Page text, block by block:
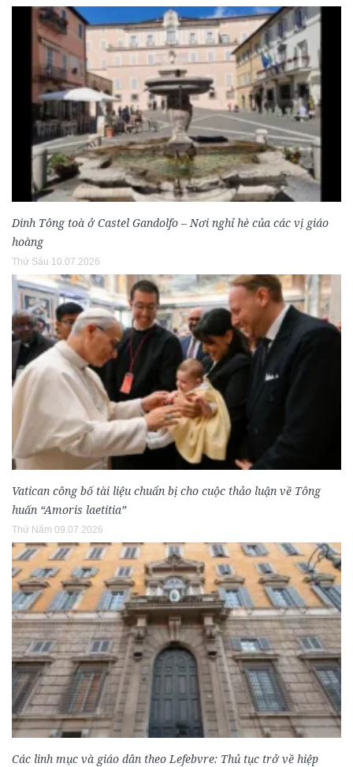
Dinh Tông toà ở Castel Gandolfo – Nơi nghỉ hè của các vị giáo
hoàng
Thứ Sáu 10.07.2026
Vatican công bố tài liệu chuẩn bị cho cuộc thảo luận về Tông
huấn “Amoris laetitia”
Thứ Năm 09.07.2026
Các linh mục và giáo dân theo Lefebvre: Thủ tục trở về hiệp